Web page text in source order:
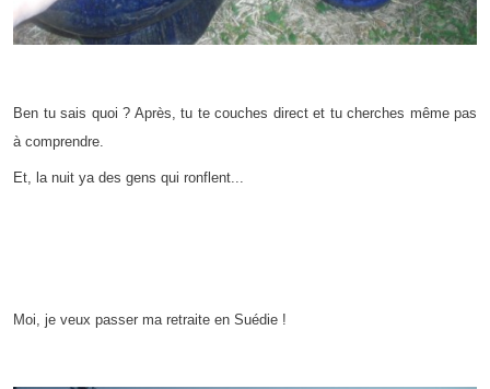
Ben tu sais quoi ? Après, tu te couches direct et tu cherches même pas
à comprendre.
Et, la nuit ya des gens qui ronflent...
Moi, je veux passer ma retraite en Suédie !